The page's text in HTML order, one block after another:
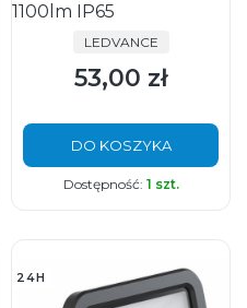
1100lm IP65
PRODUCENT
LEDVANCE
Cena
53,00 zł
DO KOSZYKA
Dostępność: 1 szt.
24H